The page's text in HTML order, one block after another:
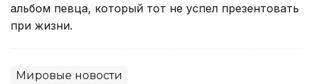
альбом певца, который тот не успел презентовать
при жизни.
Мировые новости